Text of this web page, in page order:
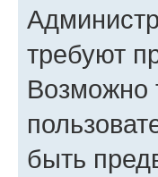
требуют
Возможно
быть